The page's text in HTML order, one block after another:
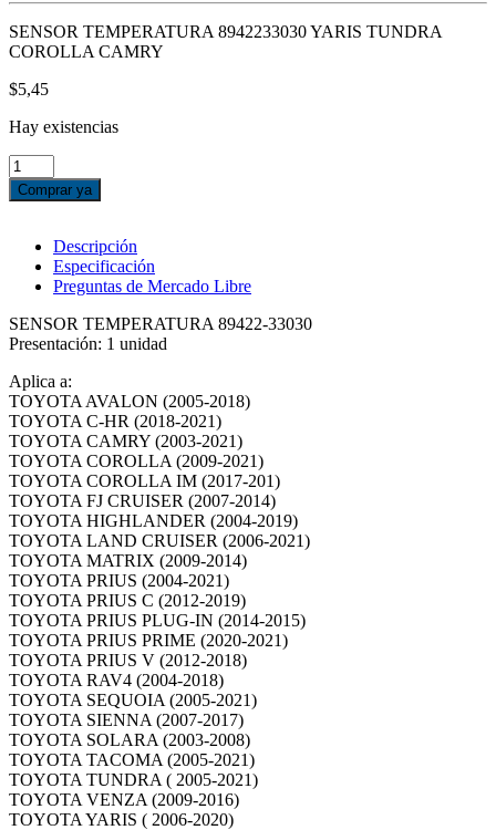
SENSOR TEMPERATURA 8942233030 YARIS TUNDRA
COROLLA CAMRY
$5,45
Hay existencias
SENSOR
TEMPERATURA
8942233030
TUNDRA
COROLLA
CAMRY
Comprar ya
Descripción
Especificación
Preguntas de Mercado Libre
SENSOR TEMPERATURA 89422-33030
Presentación: 1 unidad
Aplica a:
TOYOTA AVALON (2005-2018)
TOYOTA C-HR (2018-2021)
TOYOTA CAMRY (2003-2021)
TOYOTA COROLLA (2009-2021)
TOYOTA COROLLA IM (2017-201)
TOYOTA FJ CRUISER (2007-2014)
TOYOTA HIGHLANDER (2004-2019)
TOYOTA LAND CRUISER (2006-2021)
TOYOTA MATRIX (2009-2014)
TOYOTA PRIUS (2004-2021)
TOYOTA PRIUS C (2012-2019)
TOYOTA PRIUS PLUG-IN (2014-2015)
TOYOTA PRIUS PRIME (2020-2021)
TOYOTA PRIUS V (2012-2018)
TOYOTA RAV4 (2004-2018)
TOYOTA SEQUOIA (2005-2021)
TOYOTA SIENNA (2007-2017)
TOYOTA SOLARA (2003-2008)
TOYOTA TACOMA (2005-2021)
TOYOTA TUNDRA ( 2005-2021)
TOYOTA VENZA (2009-2016)
TOYOTA YARIS ( 2006-2020)